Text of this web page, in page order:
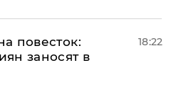
повесток:
заносят в
18:22